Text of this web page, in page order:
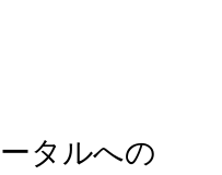
タルへの